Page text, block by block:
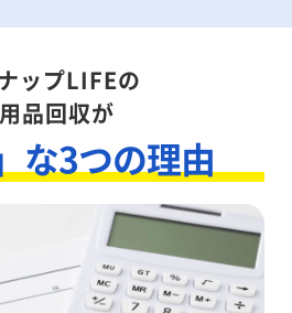
ップLIFEの
品回収が
な3つの理由